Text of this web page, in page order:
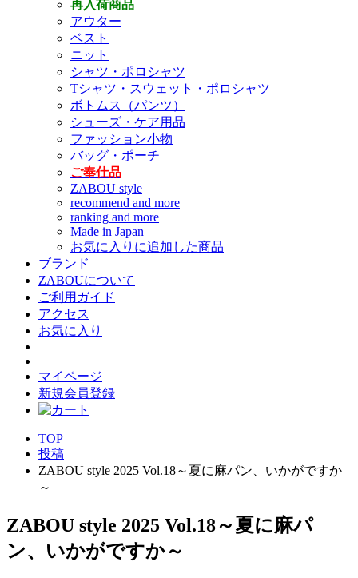
再入荷商品
アウター
ベスト
ニット
シャツ・ポロシャツ
Tシャツ・スウェット・ポロシャツ
ボトムス（パンツ）
シューズ・ケア用品
ファッション小物
バッグ・ポーチ
ご奉仕品
ZABOU style
recommend and more
ranking and more
Made in Japan
お気に入りに追加した商品
ブランド
ZABOUについて
ご利用ガイド
アクセス
お気に入り
マイページ
新規会員登録
TOP
投稿
ZABOU style 2025 Vol.18～夏に麻パン、いかがですか
～
ZABOU style 2025 Vol.18～夏に麻パ
ン、いかがですか～